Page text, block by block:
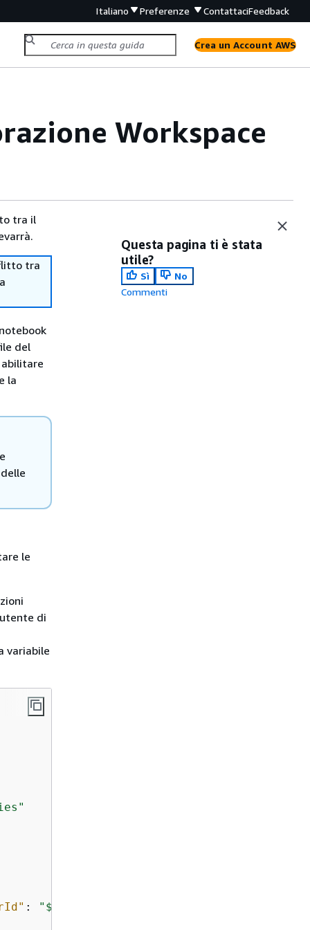
Italiano Preferenze ContattaciFeedback
Crea un Account AWS
Workspace
tra il
tra
del
la
le
di
variabile
: "$
Questa pagina ti è stata
utile?
Sì
No
Commenti